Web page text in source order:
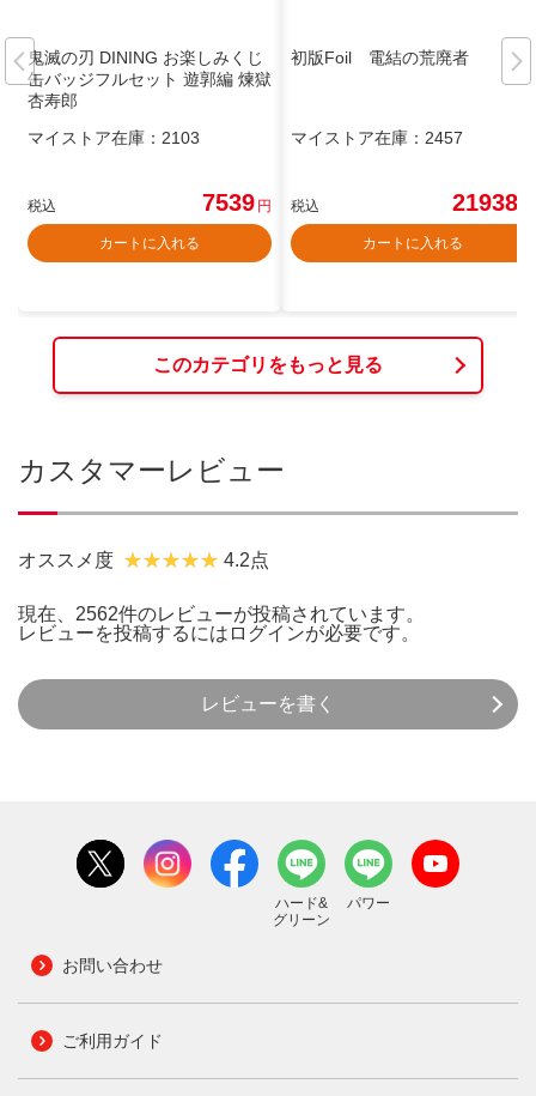
鬼滅の刃 DINING お楽しみくじ
缶バッジフルセット 遊郭編 煉獄
杏寿郎
マイストア在庫： 2103
税込 7539 円
カートに入れる
初版Foil 電結の荒廃者
マイストア在庫： 2457
税込 21938
カートに入れる
このカテゴリをもっと見る
カスタマーレビュー
オススメ度 4.2点
現在、2562件のレビューが投稿されています。
レビューを投稿するには ログインが必要です。
レビューを書く
ハード&
グリーン
パワー
お問い合わせ
ご利用ガイド